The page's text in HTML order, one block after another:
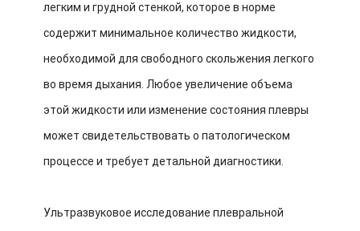
легким и грудной стенкой, которое в норме
содержит минимальное количество жидкости,
необходимой для свободного скольжения легкого
во время дыхания. Любое увеличение объема
этой жидкости или изменение состояния плевры
может свидетельствовать о патологическом
процессе и требует детальной диагностики.
Ультразвуковое исследование плевральной